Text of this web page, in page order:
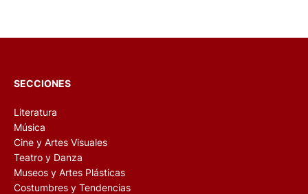
SECCIONES
Literatura
Música
Cine y Artes Visuales
Teatro y Danza
Museos y Artes Plásticas
Costumbres y Tendencias